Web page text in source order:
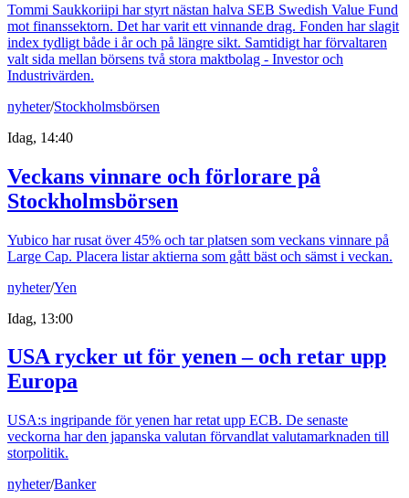
Tommi Saukkoriipi har styrt nästan halva SEB Swedish Value Fund
mot finanssektorn. Det har varit ett vinnande drag. Fonden har slagit
index tydligt både i år och på längre sikt. Samtidigt har förvaltaren
valt sida mellan börsens två stora maktbolag - Investor och
Industrivärden.
nyheter/Stockholmsbörsen
Idag, 14:40
Veckans vinnare och förlorare på
Stockholmsbörsen
Yubico har rusat över 45% och tar platsen som veckans vinnare på
Large Cap. Placera listar aktierna som gått bäst och sämst i veckan.
nyheter/Yen
Idag, 13:00
USA rycker ut för yenen – och retar upp
Europa
USA:s ingripande för yenen har retat upp ECB. De senaste
veckorna har den japanska valutan förvandlat valutamarknaden till
storpolitik.
nyheter/Banker